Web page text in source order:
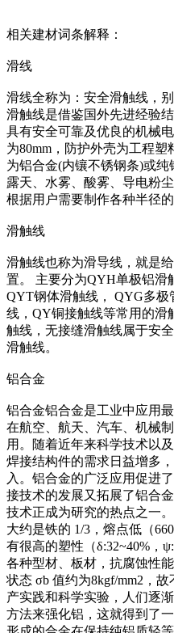
相关建材词条解释：
滑线
滑线全称为：安全滑触线，
滑触线是借鉴国外先进经验
具有安全可靠及优良的机械
为80mm，防护外壳为工程
为铝合金(内镶不锈钢条)或
露天、水雾、酸雾、导电粉
根据用户需要制作各种半径的
滑触线
滑触线也称为滑导线，就是
置。 主要分为QYH单极铝滑
QYT钢体滑触线， QYG多
线，QY铜接触线等常用的滑
触线，无接缝滑触线属于安
滑触线。
铝合金
铝合金铝合金是工业中应用
在航空、航天、汽车、机械
用。随着近年来科学技术以
焊接结构件的需求日益增多
入。铝合金的广泛应用促进
接技术的发展又拓展了铝合
技术正成为研究的热点之一
大约是铁的 1/3，熔点低（
有很高的塑性（δ:32~40%，
各种型材、板材，抗腐蚀性
状态 σb 值约为8kgf/mm2，
产实践和科学实验，人们逐
方法来强化铝，这就得到了